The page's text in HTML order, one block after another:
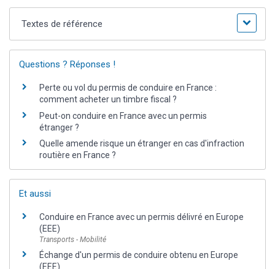
Textes de référence
Questions ? Réponses !
Perte ou vol du permis de conduire en France :
comment acheter un timbre fiscal ?
Peut-on conduire en France avec un permis
étranger ?
Quelle amende risque un étranger en cas d'infraction
routière en France ?
Et aussi
Conduire en France avec un permis délivré en Europe
(EEE)
Transports - Mobilité
Échange d'un permis de conduire obtenu en Europe
(EEE)